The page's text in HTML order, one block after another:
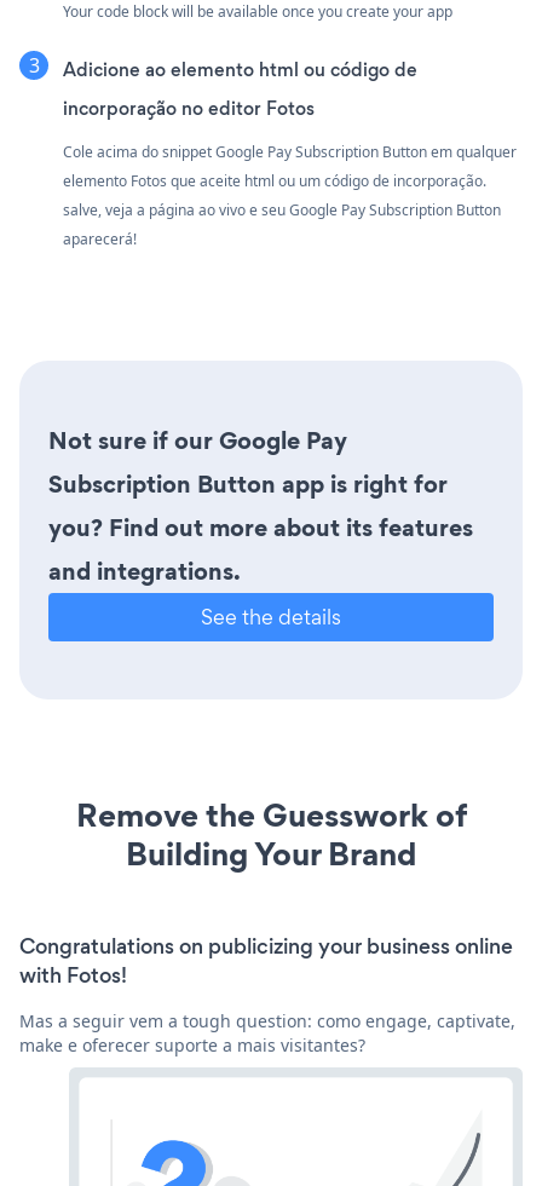
Your code block will be available once you create your app
Adicione ao elemento html ou código de
incorporação no editor Fotos
Cole acima do snippet Google Pay Subscription Button em qualquer
elemento Fotos que aceite html ou um código de incorporação.
salve, veja a página ao vivo e seu Google Pay Subscription Button
aparecerá!
Not sure if our Google Pay
Subscription Button app is right for
you? Find out more about its features
and integrations.
See the details
Remove the Guesswork of
Building Your Brand
Congratulations on publicizing your business online
with Fotos!
Mas a seguir vem a tough question: como engage, captivate,
make e oferecer suporte a mais visitantes?